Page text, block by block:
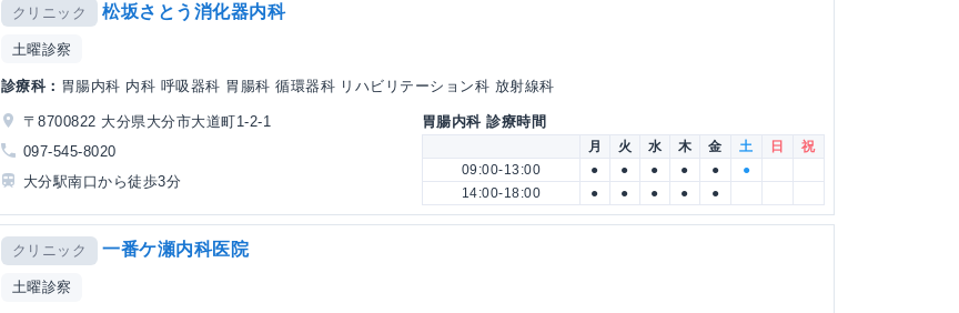
クリニック 松坂さとう消化器内科
土曜診察
診療科： 胃腸内科 内科 呼吸器科 胃腸科 循環器科 リハビリテーション科 放射線科
〒8700822 大分県大分市大道町1-2-1
097-545-8020
大分駅南口から徒歩3分
胃腸内科 診療時間
月 火 水 木 金 土 日
祝
09:00-13:00
● ● ● ● ●
●
14:00-18:00
● ● ● ● ●
クリニック 一番ケ瀬内科医院
土曜診察